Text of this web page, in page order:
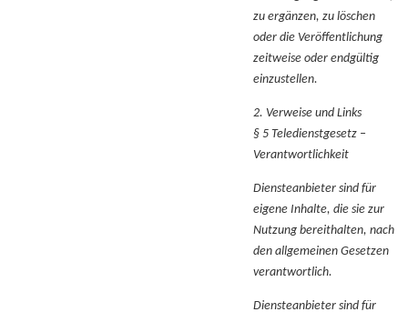
zu ergänzen, zu löschen
oder die Veröffentlichung
zeitweise oder endgültig
einzustellen.
2. Verweise und Links
§ 5 Teledienstgesetz –
Verantwortlichkeit
Diensteanbieter sind für
eigene Inhalte, die sie zur
Nutzung bereithalten, nach
den allgemeinen Gesetzen
verantwortlich.
Diensteanbieter sind für